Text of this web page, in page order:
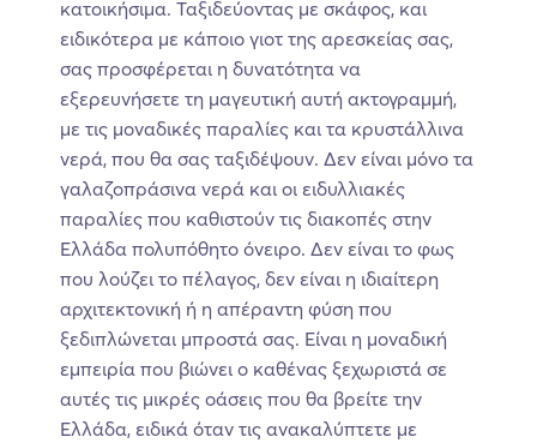
κατοικήσιμα. Ταξιδεύοντας με σκάφος, και
ειδικότερα με κάποιο γιοτ της αρεσκείας σας,
σας προσφέρεται η δυνατότητα να
εξερευνήσετε τη μαγευτική αυτή ακτογραμμή,
με τις μοναδικές παραλίες και τα κρυστάλλινα
νερά, που θα σας ταξιδέψουν. Δεν είναι μόνο τα
γαλαζοπράσινα νερά και οι ειδυλλιακές
παραλίες που καθιστούν τις διακοπές στην
Ελλάδα πολυπόθητο όνειρο. Δεν είναι το φως
που λούζει το πέλαγος, δεν είναι η ιδιαίτερη
αρχιτεκτονική ή η απέραντη φύση που
ξεδιπλώνεται μπροστά σας. Είναι η μοναδική
εμπειρία που βιώνει ο καθένας ξεχωριστά σε
αυτές τις μικρές οάσεις που θα βρείτε την
Ελλάδα, ειδικά όταν τις ανακαλύπτετε με